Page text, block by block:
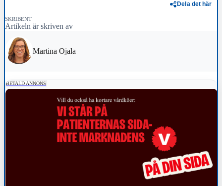
Dela det här
SKRIBENT
Artikeln är skriven av
Martina Ojala
BETALD ANNONS